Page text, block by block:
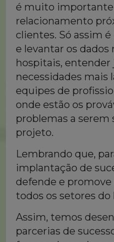
é muito
relacionamento
clientes. Só assim
e levantar os dados
hospitais, entender
necessidades mais
equipes de
onde estão os
problemas a serem
projeto.
Lembrando que,
implantação de
defende e promove
todos os setores do
Assim, temos
parcerias de